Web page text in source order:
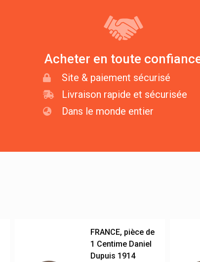
Acheter en toute
Site & paiement sécurisé
Livraison rapide et sécurisée
Dans le monde entier
FRANCE, pièce de
1 Centime Daniel
Dupuis 1914